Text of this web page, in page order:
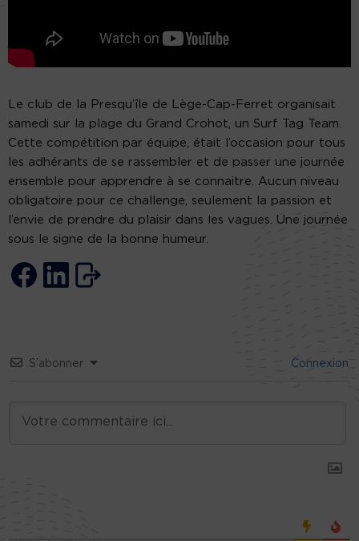
Le club de la Presqu’île de Lège-Cap-Ferret organisait
samedi sur la plage du Grand Crohot, un Surf Tag Team.
Cette compétition par équipe, était l’occasion pour tous
les adhérants de se rassembler et de passer une journée
ensemble pour apprendre à se connaitre. Aucun niveau
obligatoire pour ce challenge, seulement la passion et
l’envie de prendre du plaisir dans les vagues. Une journée
sous le signe de la bonne humeur.
S’abonner Connexion